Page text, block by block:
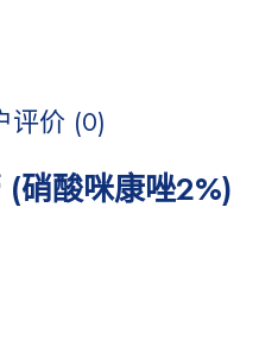
评价 (0)
硝酸咪康唑2%)